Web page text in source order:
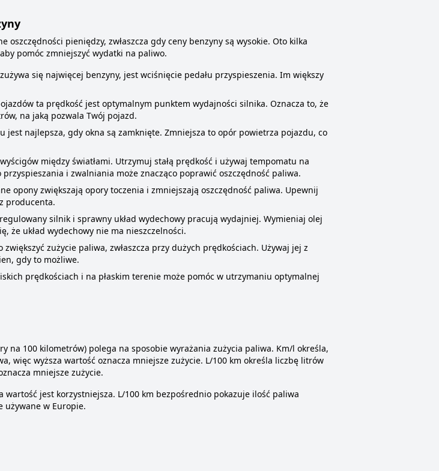
pieniędzy, zwłaszcza gdy ceny benzyny są wysokie. Oto kilka
pomóc zmniejszyć wydatki na paliwo.
się najwięcej benzyny, jest wciśnięcie pedału przyspieszenia. Im większy
ta prędkość jest optymalnym punktem wydajności silnika. Oznacza to, że
na jaką pozwala Twój pojazd.
jest najlepsza, gdy okna są zamknięte. Zmniejsza to opór powietrza pojazdu, co
między światłami. Utrzymuj stałą prędkość i używaj tempomatu na
i zwalniania może znacząco poprawić oszczędność paliwa.
opony zwiększają opory toczenia i zmniejszają oszczędność paliwa. Upewnij
producenta.
silnik i sprawny układ wydechowy pracują wydajniej. Wymieniaj olej
że układ wydechowy nie ma nieszczelności.
zwiększyć zużycie paliwa, zwłaszcza przy dużych prędkościach. Używaj jej z
gdy to możliwe.
prędkościach i na płaskim terenie może pomóc w utrzymaniu optymalnej
na 100 kilometrów) polega na sposobie wyrażania zużycia paliwa. Km/l określa,
więc wyższa wartość oznacza mniejsze zużycie. L/100 km określa liczbę litrów
mniejsze zużycie.
jest korzystniejsza. L/100 km bezpośrednio pokazuje ilość paliwa
używane w Europie.